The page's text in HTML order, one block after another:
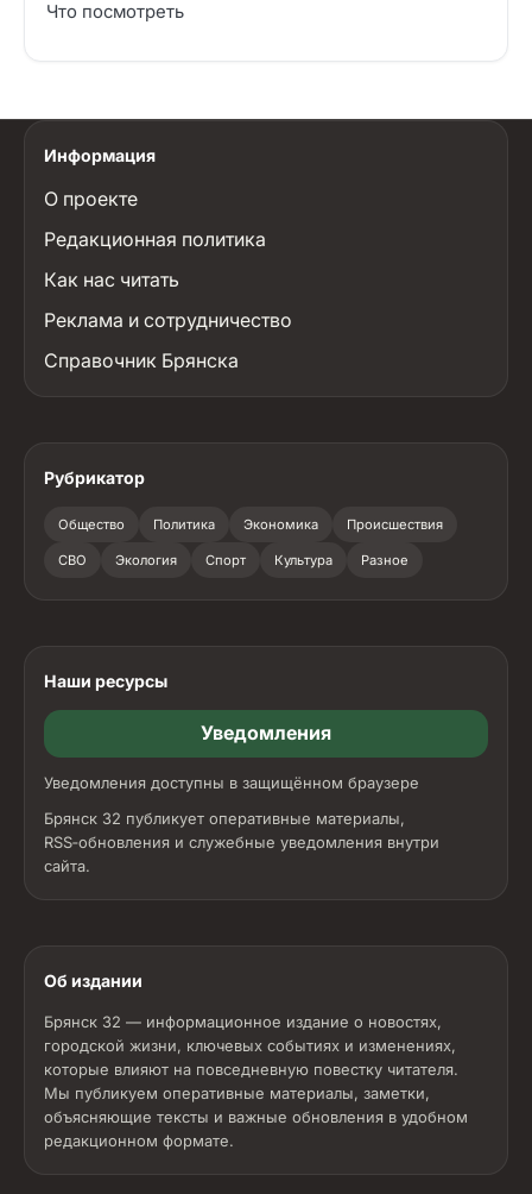
Что посмотреть
Информация
О проекте
Редакционная политика
Как нас читать
Реклама и сотрудничество
Справочник Брянска
Рубрикатор
Общество Политика Экономика Происшествия
СВО Экология Спорт Культура Разное
Наши ресурсы
Уведомления
Уведомления доступны в защищённом браузере
Брянск 32 публикует оперативные материалы,
RSS‑обновления и служебные уведомления внутри
сайта.
Об издании
Брянск 32 — информационное издание о новостях,
городской жизни, ключевых событиях и изменениях,
которые влияют на повседневную повестку читателя.
Мы публикуем оперативные материалы, заметки,
объясняющие тексты и важные обновления в удобном
редакционном формате.